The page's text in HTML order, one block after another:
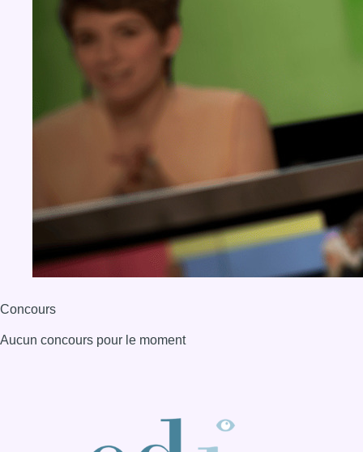
Concours
Aucun concours pour le moment